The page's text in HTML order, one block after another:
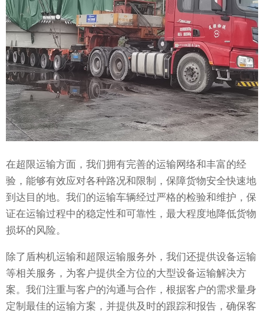
在超限运输方面，我们拥有完善的运输网络和丰富的经
验，能够有效应对各种路况和限制，保障货物安全快速地
到达目的地。我们的运输车辆经过严格的检验和维护，保
证在运输过程中的稳定性和可靠性，最大程度地降低货物
损坏的风险。
除了盾构机运输和超限运输服务外，我们还提供设备运输
等相关服务，为客户提供全方位的大型设备运输解决方
案。我们注重与客户的沟通与合作，根据客户的需求量身
定制最佳的运输方案，并提供及时的跟踪和报告，确保客